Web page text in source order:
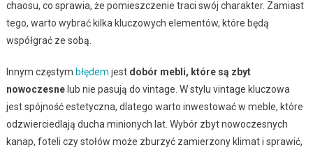
chaosu, co sprawia, że pomieszczenie traci swój charakter. Zamiast
tego, warto wybrać kilka kluczowych elementów, które będą
współgrać ze sobą.
Innym częstym błędem jest dobór mebli, które są zbyt
nowoczesnelub nie pasują do vintage. W stylu vintage kluczowa
jest spójność estetyczna, dlatego warto inwestować w meble, które
odzwierciedlają ducha minionych lat. Wybór zbyt nowoczesnych
kanap, foteli czy stołów może zburzyć zamierzony klimat i sprawić,